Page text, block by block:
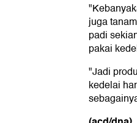
juga
padi
pakai
"Jadi
kedelai